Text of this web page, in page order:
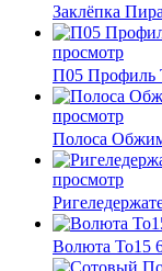
Заклёпка
просмотр
П05 Профиль
просмотр
Полоса
просмотр
Волюта То15